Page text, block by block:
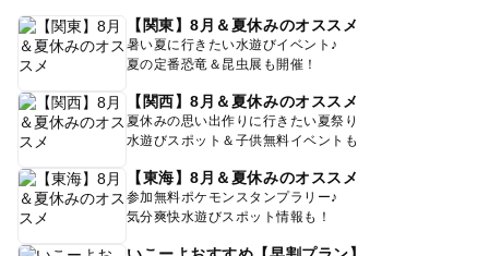
【関東】8月＆夏休みのオススメ
暑い夏に行きたい水遊びイベント♪
夏の定番恐竜＆昆虫展も開催！
【関西】8月＆夏休みのオススメ
夏休みの思い出作りに行きたい夏祭り
水遊びスポット＆子供無料イベントも
【東海】8月＆夏休みのオススメ
参加無料ポケモンスタンプラリー♪
気分爽快水遊びスポット情報も！